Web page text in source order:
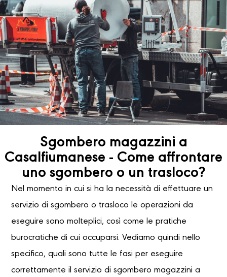
Sgombero magazzini a
Casalfiumanese - Come affrontare
uno sgombero o un trasloco?
Nel momento in cui si ha la necessità di effettuare un
servizio di sgombero o trasloco le operazioni da
eseguire sono molteplici, così come le pratiche
burocratiche di cui occuparsi. Vediamo quindi nello
specifico, quali sono tutte le fasi per eseguire
correttamente il servizio di sgombero magazzini a